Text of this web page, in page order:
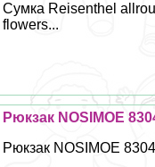
Сумка Reisenthel
flowers...
Рюкзак NOSIMOE
Рюкзак NOSIMOE